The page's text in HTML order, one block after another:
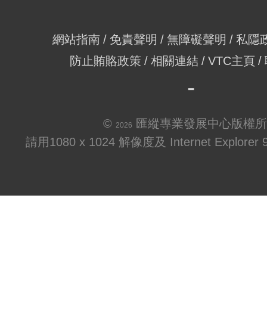
網站指南 免責聲明 無障礙聲明
私隱
防止賄賂政策
相關連結 VTC主頁
© 2026
匯縱專業發展中心版權
請用1080 x 1024 解像度及 Internet Explorer